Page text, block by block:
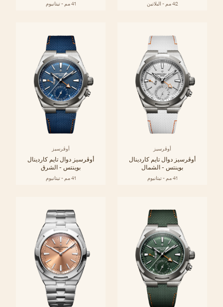
42 مم - البلاتين 41 مم - تيتانيوم
أوڤرسيز
أوڤرسيز دوال تايم كاردينال
بوينتس - الشمال
41 مم - تيتانيوم
أوڤرسيز
أوڤرسيز دوال تايم كاردينال
بوينتس - الشرق
41 مم - تيتانيوم